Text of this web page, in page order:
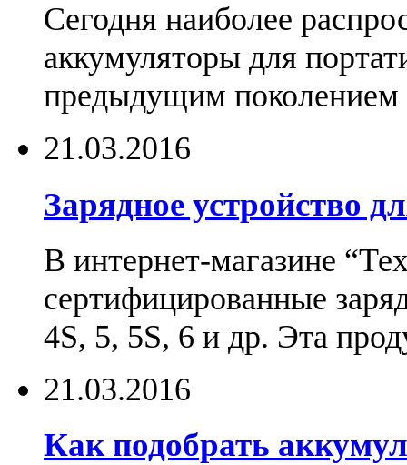
Сегодня наиболее
аккумуляторы для
предыдущим поколением
21.03.2016
Зарядное устройство
В интернет-магазине
сертифицированные
4S, 5, 5S, 6 и др. Эта
21.03.2016
Как подобрать